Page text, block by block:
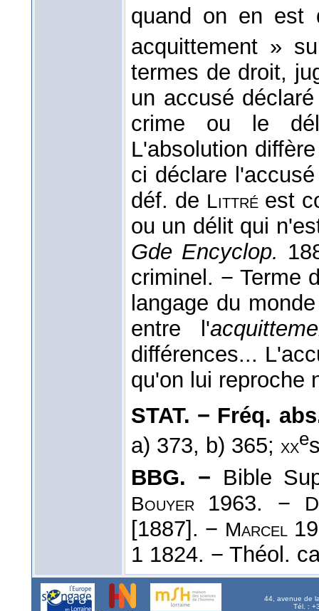
quand on en est
acquittement »
termes de droit,
un accusé
crime ou le
L'absolution
ci déclare
déf. de Littré est
ou un délit qui
Gde Encyclop.
criminel. − Terme
langage du
entre l'
différences...
qu'on lui reproche
STAT. − Fréq.
a) 373, b) 365; xxe
BBG. − Bible
Bouyer 1963. −
[1887]. − Marcel
1 1824. − Théol.
44, avenue de
Tél. :